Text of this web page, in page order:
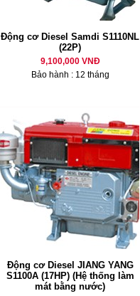
Động cơ Diesel Samdi S1110NL
(22P)
9,100,000 VNĐ
Bảo hành : 12 tháng
Động cơ Diesel JIANG YANG
S1100A (17HP) (Hệ thống làm
mát bằng nước)